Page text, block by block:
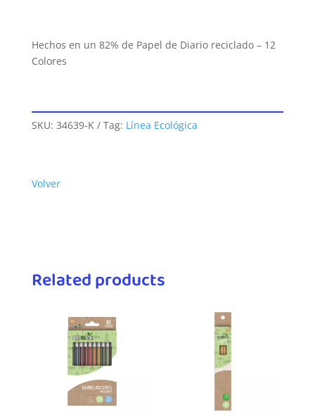
Hechos en un 82% de Papel de Diario reciclado – 12
Colores
SKU: 34639-K Tag: Línea Ecológica
Volver
Related products